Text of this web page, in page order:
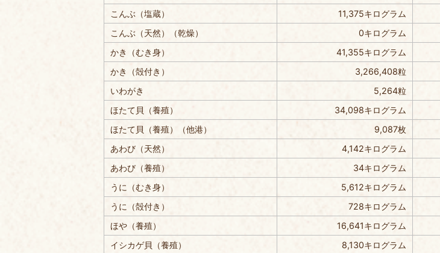
こんぶ（塩蔵）
11,375キログラム
こんぶ（天然）（乾燥）
0キログラム
かき（むき身）
41,355キログラム
かき（殻付き）
3,266,408粒
いわがき
5,264粒
ほたて貝（養殖）
34,098キログラム
ほたて貝（養殖）（他港）
9,087枚
あわび（天然）
4,142キログラム
あわび（養殖）
34キログラム
うに（むき身）
5,612キログラム
うに（殻付き）
728キログラム
ほや（養殖）
16,641キログラム
イシカゲ貝（養殖）
8,130キログラム